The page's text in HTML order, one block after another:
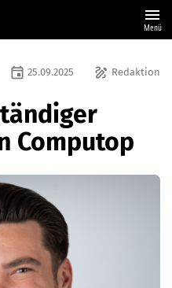
menu
Menü
draw Redaktion
event 25.09.2025
Computop